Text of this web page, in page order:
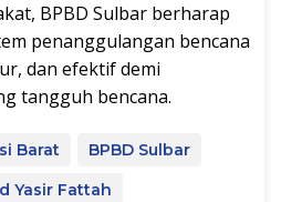
BPBD Sulbar berharap
penanggulangan bencana
dan efektif demi
tangguh bencana.
Barat
BPBD Sulbar
Yasir Fattah